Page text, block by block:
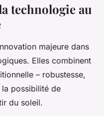
technologie au
majeure dans
Elles combinent
– robustesse,
la possibilité de
du soleil.